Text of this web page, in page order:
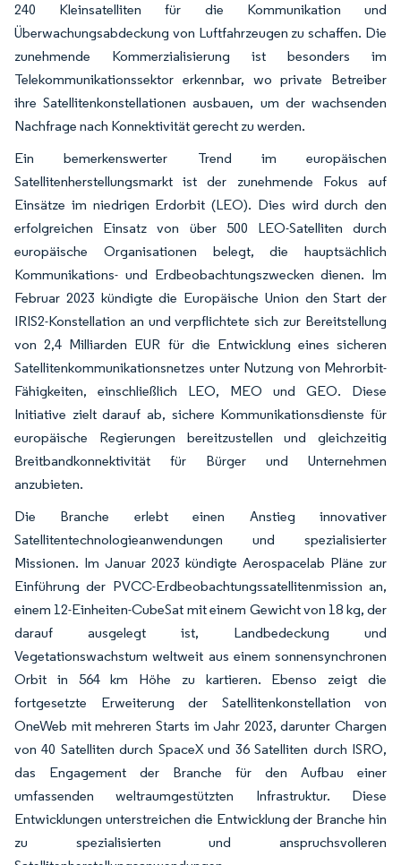
240 Kleinsatelliten für die Kommunikation und
Überwachungsabdeckung von Luftfahrzeugen zu schaffen. Die
zunehmende Kommerzialisierung ist besonders im
Telekommunikationssektor erkennbar, wo private Betreiber
ihre Satellitenkonstellationen ausbauen, um der wachsenden
Nachfrage nach Konnektivität gerecht zu werden.
Ein bemerkenswerter Trend im europäischen
Satellitenherstellungsmarkt ist der zunehmende Fokus auf
Einsätze im niedrigen Erdorbit (LEO). Dies wird durch den
erfolgreichen Einsatz von über 500 LEO-Satelliten durch
europäische Organisationen belegt, die hauptsächlich
Kommunikations- und Erdbeobachtungszwecken dienen. Im
Februar 2023 kündigte die Europäische Union den Start der
IRIS2-Konstellation an und verpflichtete sich zur Bereitstellung
von 2,4 Milliarden EUR für die Entwicklung eines sicheren
Satellitenkommunikationsnetzes unter Nutzung von Mehrorbit-
Fähigkeiten, einschließlich LEO, MEO und GEO. Diese
Initiative zielt darauf ab, sichere Kommunikationsdienste für
europäische Regierungen bereitzustellen und gleichzeitig
Breitbandkonnektivität für Bürger und Unternehmen
anzubieten.
Die Branche erlebt einen Anstieg innovativer
Satellitentechnologieanwendungen und spezialisierter
Missionen. Im Januar 2023 kündigte Aerospacelab Pläne zur
Einführung der PVCC-Erdbeobachtungssatellitenmission an,
einem 12-Einheiten-CubeSat mit einem Gewicht von 18 kg, der
darauf ausgelegt ist, Landbedeckung und
Vegetationswachstum weltweit aus einem sonnensynchronen
Orbit in 564 km Höhe zu kartieren. Ebenso zeigt die
fortgesetzte Erweiterung der Satellitenkonstellation von
OneWeb mit mehreren Starts im Jahr 2023, darunter Chargen
von 40 Satelliten durch SpaceX und 36 Satelliten durch ISRO,
das Engagement der Branche für den Aufbau einer
umfassenden weltraumgestützten Infrastruktur. Diese
Entwicklungen unterstreichen die Entwicklung der Branche hin
zu spezialisierten und anspruchsvolleren